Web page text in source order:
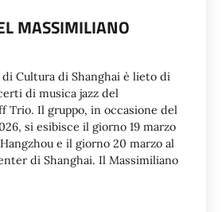
MASSIMILIANO
Cultura di Shanghai è lieto di
di musica jazz del
Trio. Il gruppo, in occasione del
si esibisce il giorno 19 marzo
e il giorno 20 marzo al
di Shanghai. Il Massimiliano